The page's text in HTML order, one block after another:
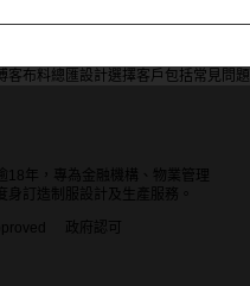
客布料總匯設計選擇客戶包括常見問題
18年，專為金融機構、物業管理
訂造制服設計及生產服務。
政府認可